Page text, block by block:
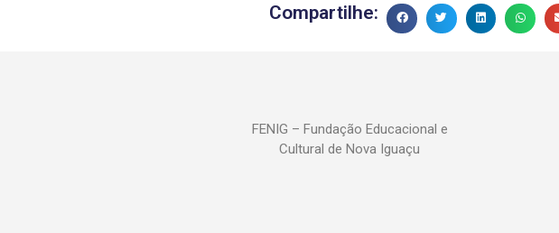
Compartilhe:
FENIG – Fundação Educacional e
Cultural de Nova Iguaçu